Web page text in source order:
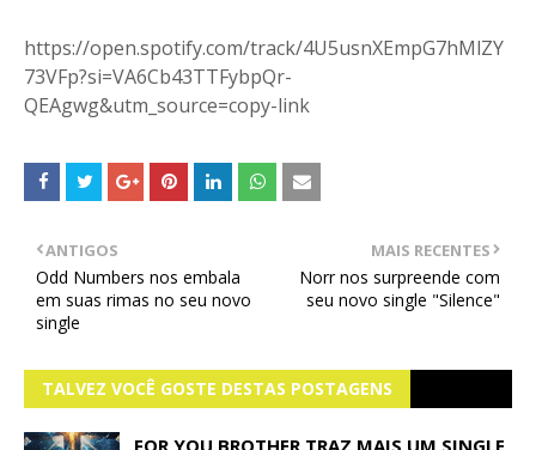
https://open.spotify.com/track/4U5usnXEmpG7hMlZY
73VFp?si=VA6Cb43TTFybpQr-
QEAgwg&utm_source=copy-link
MAIS RECENTES
Norr nos surpreende com
seu novo single "Silence"
ANTIGOS
Odd Numbers nos embala
em suas rimas no seu novo
single
TALVEZ VOCÊ GOSTE DESTAS POSTAGENS
FOR YOU BROTHER TRAZ MAIS UM SINGLE